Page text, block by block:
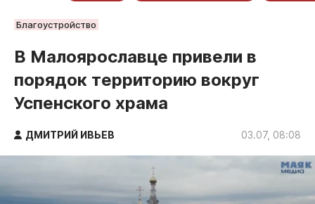
РУБРИКИ
Новости компаний
Статьи
Народные новости
Авто и транспорт
Благоустройство
Культура
Благоустройство
В Малоярославце привели в
порядок территорию вокруг
Успенского храма
ДМИТРИЙ ИВЬЕВ 03.07, 08:08